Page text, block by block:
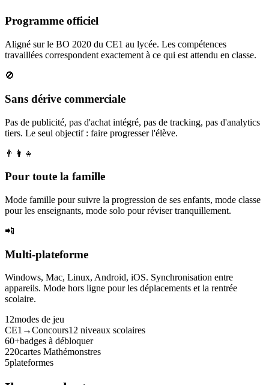
Programme officiel
Aligné sur le BO 2020 du CE1 au lycée. Les compétences
travaillées correspondent exactement à ce qui est attendu en classe.
🚫
Sans dérive commerciale
Pas de publicité, pas d'achat intégré, pas de tracking, pas d'analytics
tiers. Le seul objectif : faire progresser l'élève.
👨‍👩‍👧
Pour toute la famille
Mode famille pour suivre la progression de ses enfants, mode classe
pour les enseignants, mode solo pour réviser tranquillement.
📲
Multi-plateforme
Windows, Mac, Linux, Android, iOS. Synchronisation entre
appareils. Mode hors ligne pour les déplacements et la rentrée
scolaire.
12modes de jeu
CE1→Concours12 niveaux scolaires
60+badges à débloquer
220cartes Mathémonstres
5plateformes